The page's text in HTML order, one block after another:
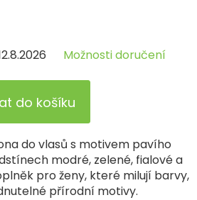
Možnosti doručení
do košíku
do vlasů s motivem pavího
modré, zelené, fialové a
pro ženy, které milují barvy,
přírodní motivy.